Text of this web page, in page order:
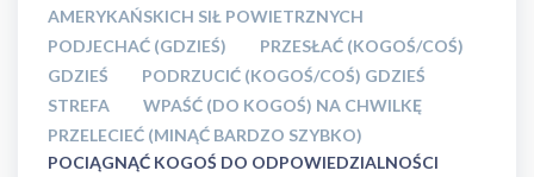
AMERYKAŃSKICH SIŁ POWIETRZNYCH
PODJECHAĆ (GDZIEŚ)
PRZESŁAĆ (KOGOŚ/COŚ)
GDZIEŚ
PODRZUCIĆ (KOGOŚ/COŚ) GDZIEŚ
STREFA
WPAŚĆ (DO KOGOŚ) NA CHWILKĘ
PRZELECIEĆ (MINĄĆ BARDZO SZYBKO)
POCIĄGNĄĆ KOGOŚ DO ODPOWIEDZIALNOŚCI